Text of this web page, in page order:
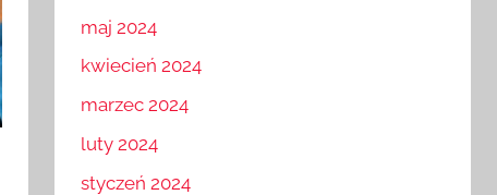
maj 2024
kwiecień 2024
marzec 2024
luty 2024
styczeń 2024